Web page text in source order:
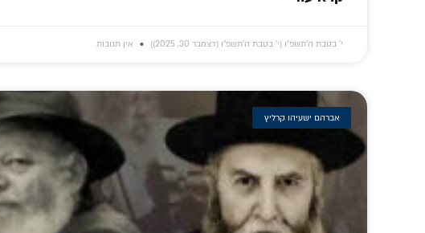
י׳ בטבת ה׳תשפ״ו (י׳ בטבת ה׳תשפ״ו (דצמבר 30, 2025)) אין תגובות
אברהם ישעיהו קרליץ
'שיהיה לי פתיחת
הלב והמוח': פדיון
הנפש של הרבי •
מרתק: איזו תפילה
חיבר הרבי הריי"צ
'בעד שלום
המדינה'?
'עלי הזכות להציע
ללמוד מתורתו':
ביאור בהיר בתורת
ר' לוי יצחק